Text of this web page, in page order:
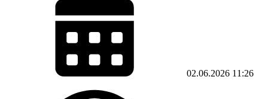
02.06.2026 11:26